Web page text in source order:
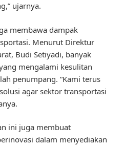
ujarnya.
membawa dampak
Menurut Direktur
Budi Setiyadi, banyak
mengalami kesulitan
penumpang. “Kami terus
agar sektor transportasi
ini juga membuat
dalam menyediakan